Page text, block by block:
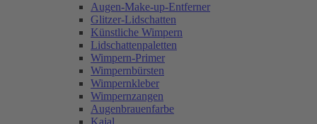
Augen-Make-up-Entferner
Glitzer-Lidschatten
Künstliche Wimpern
Lidschattenpaletten
Wimpern-Primer
Wimpernbürsten
Wimpernkleber
Wimpernzangen
Augenbrauenfarbe
Kajal